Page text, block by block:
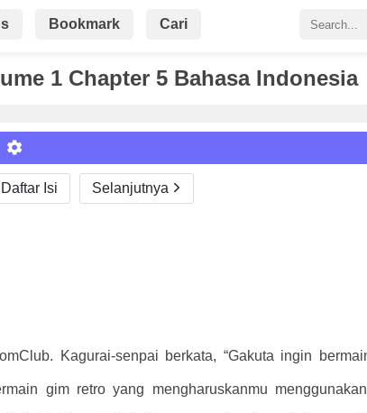
Bookmark Cari
1 Chapter 5 Bahasa Indonesia
Daftar Isi Selanjutnya
Kagurai-senpai berkata, “Gakuta ingin
gim retro yang mengharuskanmu